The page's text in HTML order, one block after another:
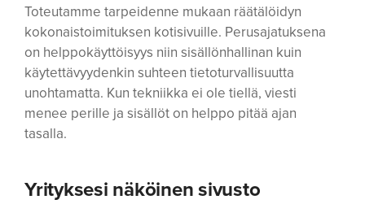
Toteutamme tarpeidenne mukaan räätälöidyn
kokonaistoimituksen kotisivuille. Perusajatuksena
on helppokäyttöisyys niin sisällönhallinan kuin
käytettävyydenkin suhteen tietoturvallisuutta
unohtamatta. Kun tekniikka ei ole tiellä, viesti
menee perille ja sisällöt on helppo pitää ajan
tasalla.
Yrityksesi näköinen sivusto